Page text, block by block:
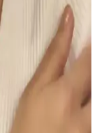
yağ
Uzun Süre
gün boyu
uzun süre
dikkat